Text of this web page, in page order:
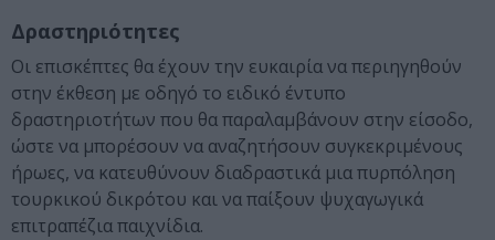
Δραστηριότητες
Οι επισκέπτες θα έχουν την ευκαιρία να περιηγηθούν
στην έκθεση με οδηγό το ειδικό έντυπο
δραστηριοτήτων που θα παραλαμβάνουν στην είσοδο,
ώστε να μπορέσουν να αναζητήσουν συγκεκριμένους
ήρωες, να κατευθύνουν διαδραστικά μια πυρπόληση
τουρκικού δικρότου και να παίξουν ψυχαγωγικά
επιτραπέζια παιχνίδια.